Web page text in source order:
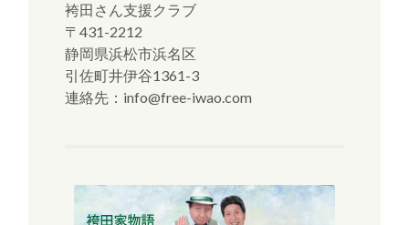
袴田さん支援クラブ
〒431-2212
静岡県浜松市浜名区
引佐町井伊谷1361-3
連絡先：info@free-iwao.com